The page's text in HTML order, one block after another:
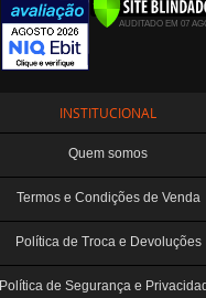
INSTITUCIONAL
Quem somos
Termos e Condições de Venda
Política de Troca e Devoluções
Política de Segurança e